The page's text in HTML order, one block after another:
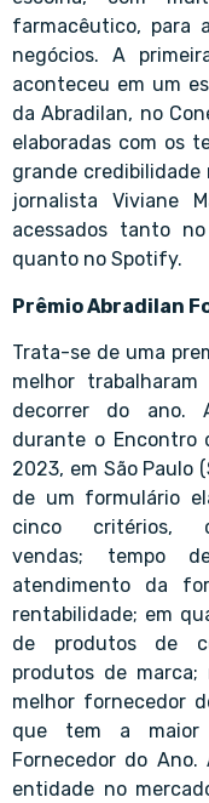
farmacêutico, para
negócios. A
aconteceu em um
da Abradilan, no
elaboradas com os
grande credibilidade
jornalista Viviane
acessados tanto
quanto no Spotify.
Prêmio Abradilan
Trata-se de uma
melhor
decorrer do ano.
durante o Encontro
2023, em São Paulo
de um formulário
cinco critérios,
vendas; tempo
atendimento da
rentabilidade; em
de produtos de
produtos de marca;
melhor fornecedor
que tem a maior
Fornecedor do
entidade no